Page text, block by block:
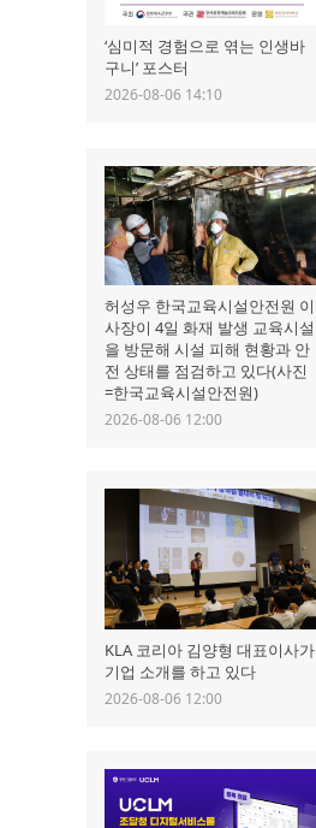
‘심미적 경험으로 엮는 인생바
구니’ 포스터
2026-08-06 14:10
허성우 한국교육시설안전원 이
사장이 4일 화재 발생 교육시설
을 방문해 시설 피해 현황과 안
전 상태를 점검하고 있다(사진
=한국교육시설안전원)
2026-08-06 12:00
KLA 코리아 김양형 대표이사가
기업 소개를 하고 있다
2026-08-06 12:00